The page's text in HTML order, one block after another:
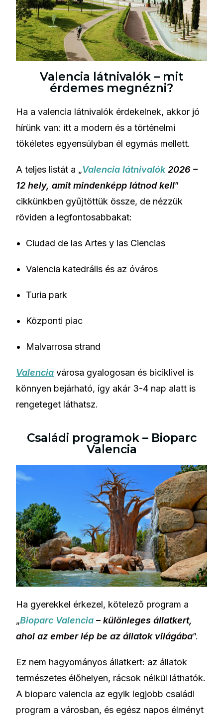
Valencia látnivalók – mit
érdemes megnézni?
Ha a valencia látnivalók érdekelnek, akkor jó
hírünk van: itt a modern és a történelmi
tökéletes egyensúlyban él egymás mellett.
A teljes listát a „Valencia látnivalók2026 –
12 hely, amit mindenképp látnod kell”
cikkünkben gyűjtöttük össze, de nézzük
röviden a legfontosabbakat:
Ciudad de las Artes y las Ciencias
Valencia katedrális és az óváros
Turia park
Központi piac
Malvarrosa strand
Valencia városa gyalogosan és biciklivel is
könnyen bejárható, így akár 3-4 nap alatt is
rengeteget láthatsz.
Családi programok – Bioparc
Valencia
Ha gyerekkel érkezel, kötelező program a
„Bioparc Valencia – különleges állatkert,
ahol az ember lép be az állatok világába”.
Ez nem hagyományos állatkert: az állatok
természetes élőhelyen, rácsok nélkül láthatók.
A bioparc valencia az egyik legjobb családi
program a városban, és egész napos élményt